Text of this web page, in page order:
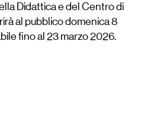
Didattica e del Centro di
al pubblico domenica 8
fino al 23 marzo 2026.